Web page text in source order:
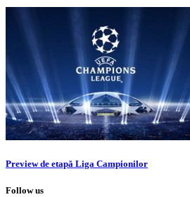
Preview de etapă Liga Campionilor
Follow us